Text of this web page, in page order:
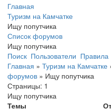
Главная
Туризм на Камчатке
Ищу попутчика
Список форумов
Ищу попутчика
Поиск Пользователи Правила
Главная » Туризм на Камчатке
форумов » Ищу попутчика
Страницы: 1
Ищу попутчика
Темы